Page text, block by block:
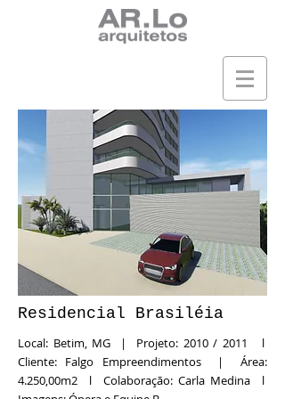
Residencial Brasiléia
Local: Betim, MG | Projeto: 2010 / 2011 l
Cliente: Falgo Empreendimentos | Área:
4.250,00m2 l Colaboração: Carla Medina l